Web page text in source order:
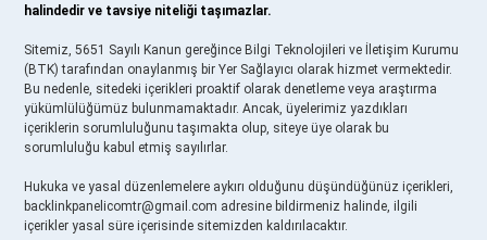
halindedir ve tavsiye niteliği taşımazlar.
Sitemiz, 5651 Sayılı Kanun gereğince Bilgi Teknolojileri ve İletişim Kurumu
(BTK) tarafından onaylanmış bir Yer Sağlayıcı olarak hizmet vermektedir.
Bu nedenle, sitedeki içerikleri proaktif olarak denetleme veya araştırma
yükümlülüğümüz bulunmamaktadır. Ancak, üyelerimiz yazdıkları
içeriklerin sorumluluğunu taşımakta olup, siteye üye olarak bu
sorumluluğu kabul etmiş sayılırlar.
Hukuka ve yasal düzenlemelere aykırı olduğunu düşündüğünüz içerikleri,
backlinkpanelicomtr@gmail.com adresine bildirmeniz halinde, ilgili
içerikler yasal süre içerisinde sitemizden kaldırılacaktır.